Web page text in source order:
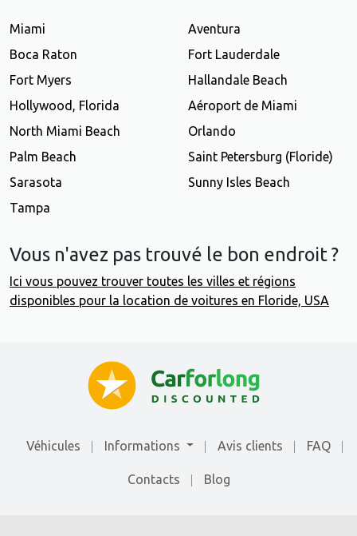
Miami
Aventura
Boca Raton
Fort Lauderdale
Fort Myers
Hallandale Beach
Hollywood, Florida
Aéroport de Miami
North Miami Beach
Orlando
Palm Beach
Saint Petersburg (Floride)
Sarasota
Sunny Isles Beach
Tampa
Vous n'avez pas trouvé le bon endroit ?
Ici vous pouvez trouver toutes les villes et régions
disponibles pour la location de voitures en Floride, USA
Véhicules Informations Avis clients FAQ
Contacts Blog